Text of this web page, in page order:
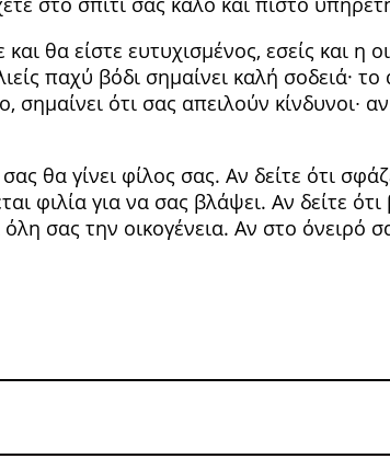
θα είστε ευτυχισμένος, εσείς και η
παχύ βόδι σημαίνει καλή σοδειά·
ότι σας απειλούν κίνδυνοι∙
θα γίνει φίλος σας. Αν δείτε ότι
φιλία για να σας βλάψει. Αν δείτε
όλη σας την οικογένεια. Αν στο